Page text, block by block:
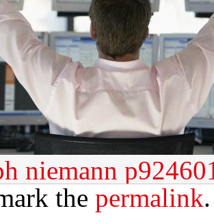
niemann
the permalink.